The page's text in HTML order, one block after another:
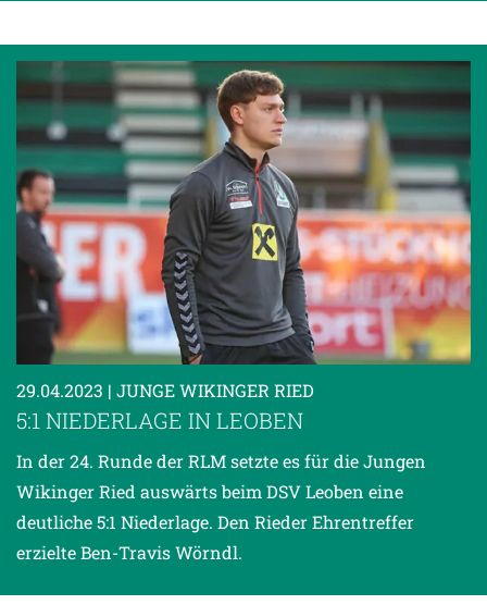
29.04.2023 | JUNGE WIKINGER RIED
5:1 NIEDERLAGE IN LEOBEN
In der 24. Runde der RLM setzte es für die Jungen
Wikinger Ried auswärts beim DSV Leoben eine
deutliche 5:1 Niederlage. Den Rieder Ehrentreffer
erzielte Ben-Travis Wörndl.